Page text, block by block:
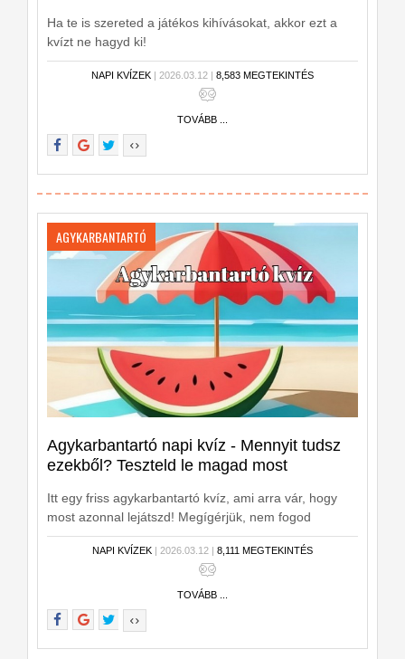
Ha te is szereted a játékos kihívásokat, akkor ezt a
kvízt ne hagyd ki!
NAPI KVÍZEK | 2026.03.12 | 8,583 MEGTEKINTÉS
TOVÁBB ...
AGYKARBANTARTÓ
Agykarbantartó napi kvíz - Mennyit tudsz
ezekből? Teszteld le magad most
Itt egy friss agykarbantartó kvíz, ami arra vár, hogy
most azonnal lejátszd! Megígérjük, nem fogod
megbánni: kikapcsol és szórakoztat!
NAPI KVÍZEK | 2026.03.12 | 8,111 MEGTEKINTÉS
TOVÁBB ...